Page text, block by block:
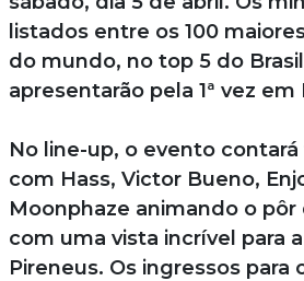
listados entre os 100
do mundo, no top 5 do
apresentarão pela 1ª vez em
No line-up, o evento
com Hass, Victor Bueno,
Moonphaze animando o pôr
com uma vista incrível para
Pireneus. Os ingressos para